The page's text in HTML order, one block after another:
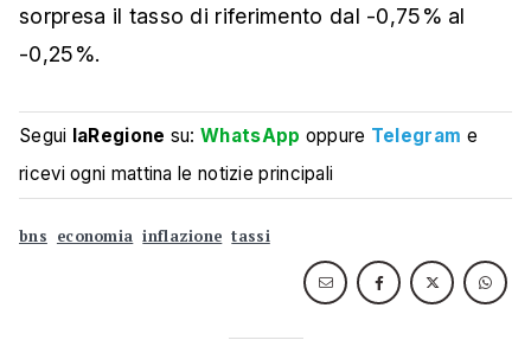
sorpresa il tasso di riferimento dal -0,75% al
-0,25%.
Segui laRegione su:WhatsApp oppure Telegram e
ricevi ogni mattina le notizie principali
bns economia inflazione tassi